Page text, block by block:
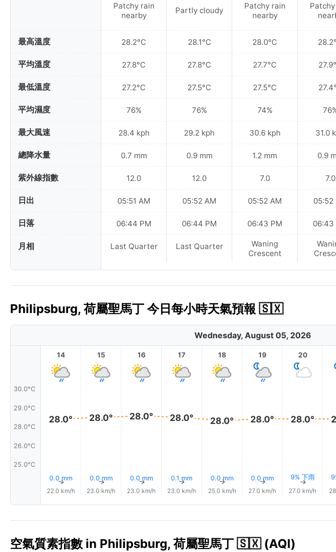
最高溫度
平均溫度
最低溫度
平均濕度
最大風速
總降水量
紫外線指數
日出
日落
月相
Patchy rain
nearby
28.2°C
27.8°C
27.2°C
76%
28.4 kph
0.7 mm
12.0
05:51 AM
06:44 PM
Last Quarter
Partly cloudy
28.1°C
27.8°C
27.5°C
76%
29.2 kph
0.9 mm
12.0
05:52 AM
06:44 PM
Last Quarter
Patchy rain
nearby
28.0°C
27.7°C
27.5°C
74%
30.6 kph
1.2 mm
7.0
05:52 AM
06:43 PM
Waning
Crescent
31.0
0.9
7.0
05:52
06:43
Philipsburg, 荷屬聖馬丁 今日每小時天氣預報 🇸🇽
Wednesday, August 05, 2026
30.0°C
29.0°C
28.0°C
26.0°C
25.0°C
14
28.0°
0.0 mm
↑
22.0 km/h
15
28.0°
0.0 mm
↑
23.0 km/h
16
28.0°
0.0 mm
↑
23.0 km/h
17
28.0°
0.1 mm
↑
23.0 km/h
18
28.0°
0.0 mm
↑
25.0 km/h
19
28.0°
0.0 mm
↑
27.0 km/h
20
28.0°
9% 下雨
↑
27.0 km/h
空氣質素指數 in Philipsburg, 荷屬聖馬丁 🇸🇽 (AQI)